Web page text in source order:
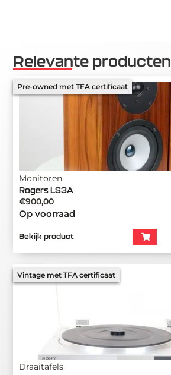
Relevante producten
Pre-owned met TFA certificaat
Monitoren
Rogers LS3A
€900,00
Op voorraad
Bekijk product
Vintage met TFA certificaat
Draaitafels